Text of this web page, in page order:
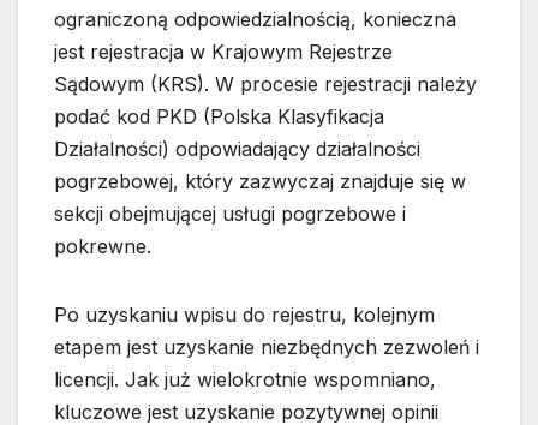
ograniczoną odpowiedzialnością, konieczna
jest rejestracja w Krajowym Rejestrze
Sądowym (KRS). W procesie rejestracji należy
podać kod PKD (Polska Klasyfikacja
Działalności) odpowiadający działalności
pogrzebowej, który zazwyczaj znajduje się w
sekcji obejmującej usługi pogrzebowe i
pokrewne.
Po uzyskaniu wpisu do rejestru, kolejnym
etapem jest uzyskanie niezbędnych zezwoleń i
licencji. Jak już wielokrotnie wspomniano,
kluczowe jest uzyskanie pozytywnej opinii